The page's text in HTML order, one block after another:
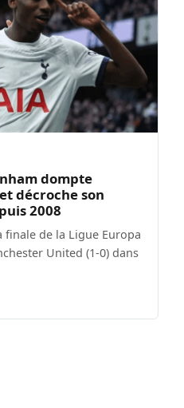
dompte
décroche son
2008
de la Ligue Europa
United (1-0) dans